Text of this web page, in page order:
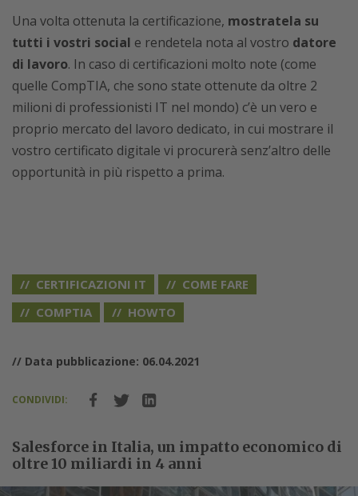
Una volta ottenuta la certificazione, mostratela su
tutti i vostri social e rendetela nota al vostro datore
di lavoro. In caso di certificazioni molto note (come
quelle CompTIA, che sono state ottenute da oltre 2
milioni di professionisti IT nel mondo) c’è un vero e
proprio mercato del lavoro dedicato, in cui mostrare il
vostro certificato digitale vi procurerà senz’altro delle
opportunità in più rispetto a prima.
CERTIFICAZIONI IT
COME FARE
COMPTIA
HOWTO
// Data pubblicazione: 06.04.2021
CONDIVIDI:
Salesforce in Italia, un impatto economico di
oltre 10 miliardi in 4 anni